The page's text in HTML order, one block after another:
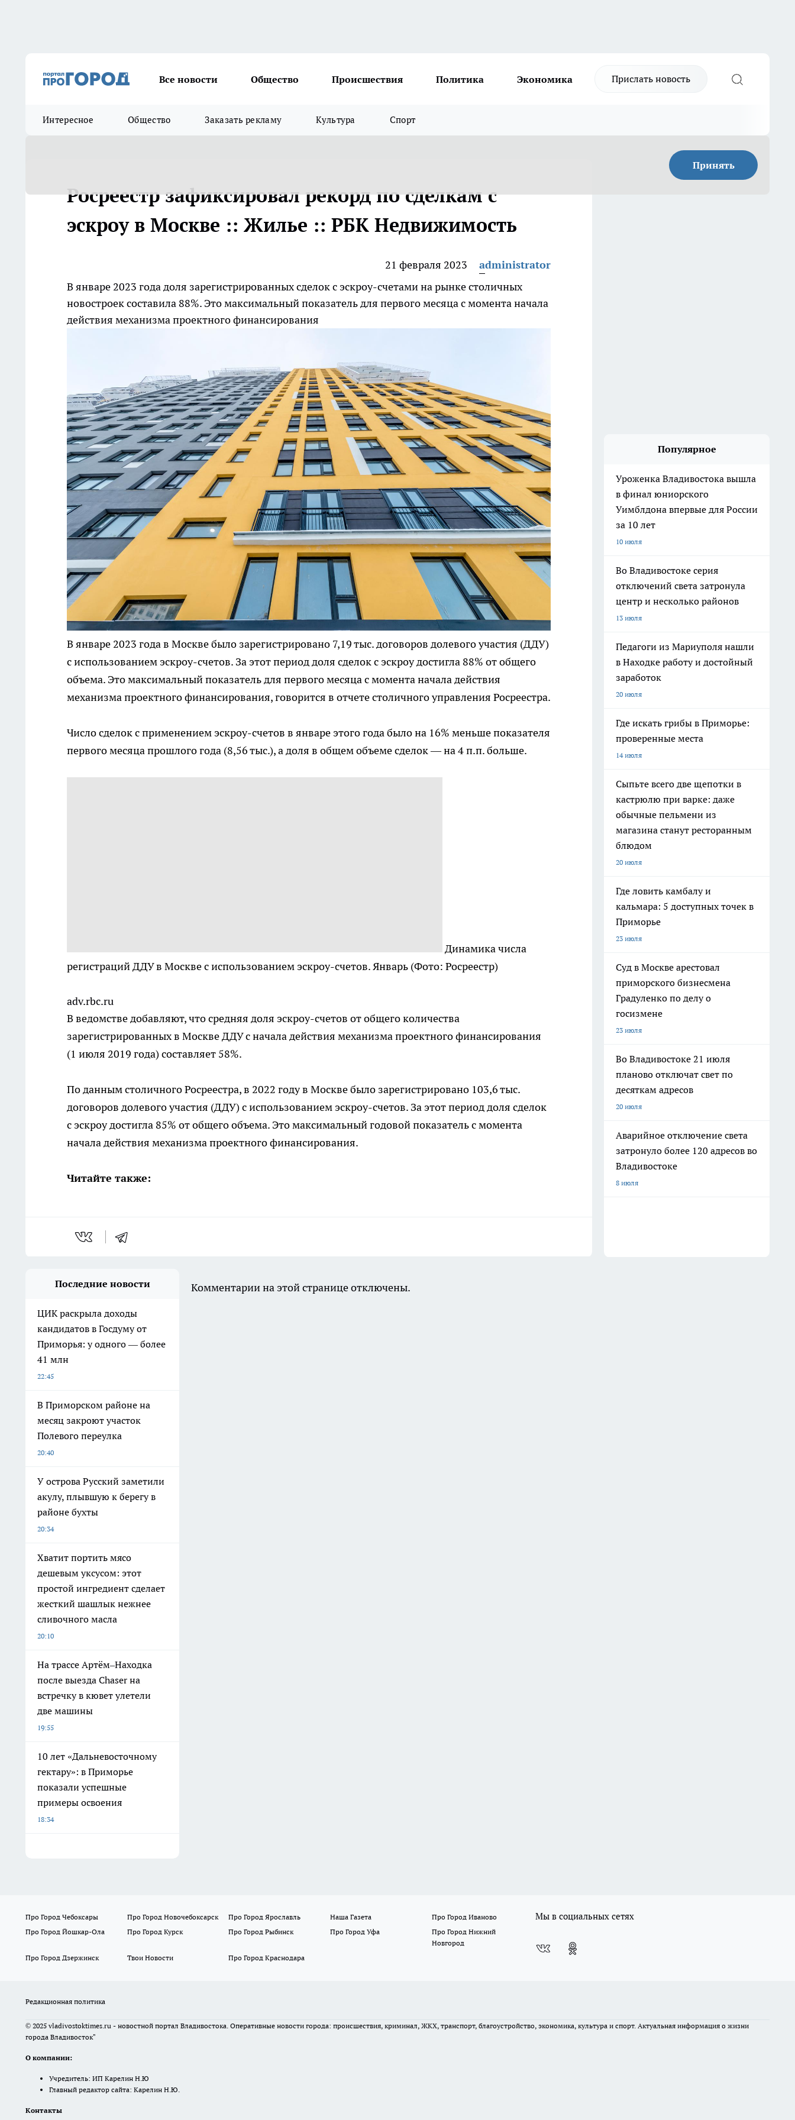
Все новости Общество Происшествия Политика Экономика Прислать новость
Интересное Общество Заказать рекламу Культура Спорт
Принять
Росреестр зафиксировал рекорд по сделкам с
эскроу в Москве :: Жилье :: РБК Недвижимость
21 февраля 2023
administrator
В январе 2023 года доля зарегистрированных сделок с эскроу-счетами на рынке столичных
новостроек составила 88%. Это максимальный показатель для первого месяца с момента начала
действия механизма проектного финансирования
В январе 2023 года в Москве было зарегистрировано 7,19 тыс. договоров долевого участия (ДДУ)
с использованием эскроу-счетов. За этот период доля сделок с эскроу достигла 88% от общего
объема. Это максимальный показатель для первого месяца с момента начала действия
механизма проектного финансирования, говорится в отчете столичного управления Росреестра.
Число сделок с применением эскроу-счетов в январе этого года было на 16% меньше показателя
первого месяца прошлого года (8,56 тыс.), а доля в общем объеме сделок — на 4 п.п. больше.
Динамика числа
регистраций ДДУ в Москве с использованием эскроу-счетов. Январь (Фото: Росреестр)
adv.rbc.ru
В ведомстве добавляют, что средняя доля эскроу-счетов от общего количества
зарегистрированных в Москве ДДУ с начала действия механизма проектного финансирования
(1 июля 2019 года) составляет 58%.
По данным столичного Росреестра, в 2022 году в Москве было зарегистрировано 103,6 тыс.
договоров долевого участия (ДДУ) с использованием эскроу-счетов. За этот период доля сделок
с эскроу достигла 85% от общего объема. Это максимальный годовой показатель с момента
начала действия механизма проектного финансирования.
Читайте также:
Популярное
Уроженка Владивостока вышла
в финал юниорского
Уимблдона впервые для России
за 10 лет
10 июля
Во Владивостоке серия
отключений света затронула
центр и несколько районов
13 июля
Педагоги из Мариуполя нашли
в Находке работу и достойный
заработок
20 июля
Где искать грибы в Приморье:
проверенные места
14 июля
Сыпьте всего две щепотки в
кастрюлю при варке: даже
обычные пельмени из
магазина станут ресторанным
блюдом
20 июля
Где ловить камбалу и
кальмара: 5 доступных точек в
Приморье
23 июля
Суд в Москве арестовал
приморского бизнесмена
Градуленко по делу о
госизмене
23 июля
Во Владивостоке 21 июля
планово отключат свет по
десяткам адресов
20 июля
Аварийное отключение света
затронуло более 120 адресов во
Владивостоке
8 июля
Последние новости
ЦИК раскрыла доходы
кандидатов в Госдуму от
Приморья: у одного — более
41 млн
22:45
В Приморском районе на
месяц закроют участок
Полевого переулка
20:40
У острова Русский заметили
акулу, плывшую к берегу в
районе бухты
20:34
Хватит портить мясо
дешевым уксусом: этот
простой ингредиент сделает
жесткий шашлык нежнее
сливочного масла
20:10
На трассе Артём–Находка
после выезда Chaser на
встречку в кювет улетели
две машины
19:55
10 лет «Дальневосточному
гектару»: в Приморье
показали успешные
примеры освоения
18:34
Комментарии на этой странице отключены.
Про Город Чебоксары Про Город Новочебоксарск Про Город Ярославль Наша Газета
Про Город Иваново
Про Город Йошкар-Ола
Про Город Курск Про Город Рыбинск Про Город Уфа
Про Город Нижний
Новгород
Про Город Дзержинск
Твои Новости Про Город Краснодара
Мы в социальных сетях
Редакционная политика
© 2025 vladivostoktimes.ru - новостной портал Владивостока. Оперативные новости города: происшествия, криминал, ЖКХ, транспорт, благоустройство, экономика, культура и спорт. Актуальная информация о жизни
города Владивосток"
О компании:
Учредитель: ИП Карелин Н.Ю
Главный редактор сайта: Карелин Н.Ю.
Контакты